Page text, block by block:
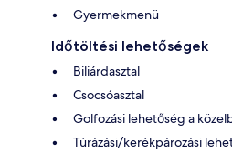
Gyermekmenü
Időtöltési lehetőségek
Biliárdasztal
Csocsóasztal
Golfozási lehetőség a
Túrázási/kerékpározási